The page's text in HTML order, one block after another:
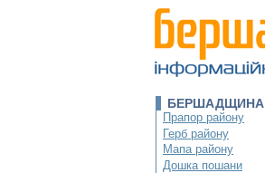
БЕРШАДЩИНА
Прапор району
Герб району
Мапа району
Дошка пошани